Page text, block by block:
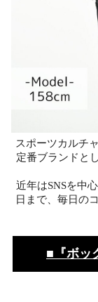
スポーツカルチ
定番ブランドと
近年はSNSを中
日まで、毎日の
■『ボッ